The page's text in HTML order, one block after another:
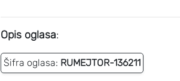
Opis oglasa:
Šifra oglasa: RUMEJTOR-136211